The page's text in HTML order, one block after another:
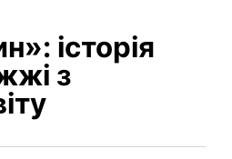
історія
з